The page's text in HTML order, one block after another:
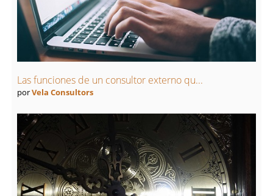
Las funciones de un consultor externo qu...
porVela Consultors